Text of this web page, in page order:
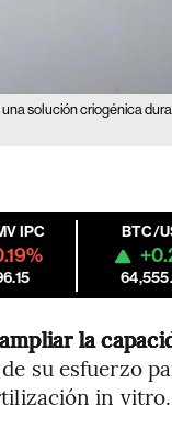
solución criogénica
IPC BTC/
la
su esfuerzo
in vitro.